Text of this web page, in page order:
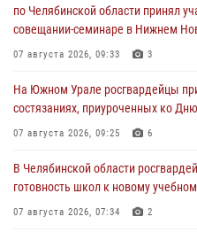
по Челябинской области принял
совещании-семинаре в Нижнем
07 августа 2026, 09:33 3
На Южном Урале росгвардейцы
состязаниях, приуроченных ко
07 августа 2026, 09:25 6
В Челябинской области
готовность школ к новому
07 августа 2026, 07:34 2